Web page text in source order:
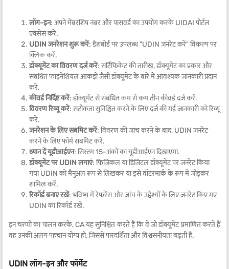
लॉग-इन: अपने मेंबरशिप नंबर और पासवर्ड का उपयोग करके UIDAI पोर्टल
एक्सेस करें.
UDIN जनरेशन शुरू करें: डैशबोर्ड पर उपलब्ध "UDIN जनरेट करें" विकल्प पर
क्लिक करें.
डॉक्यूमेंट का विवरण दर्ज करें: सर्टिफिकेट की तारीख, डॉक्यूमेंट का प्रकार और
संबंधित फाइनेंशियल आंकड़ों जैसी डॉक्यूमेंट के बारे में आवश्यक जानकारी प्रदान
करें.
कीवर्ड निर्दिष्ट करें: डॉक्यूमेंट से संबंधित कम से कम तीन कीवर्ड दर्ज करें.
विवरण रिव्यू करें: सटीकता सुनिश्चित करने के लिए दर्ज की गई जानकारी को रिव्यू
करें.
जनरेशन के लिए सबमिट करें: विवरण की जांच करने के बाद, UDIN जनरेट
करने के लिए फॉर्म सबमिट करें.
ध्यान दें यूडीआईएन: सिस्टम 15-अंकों का यूडीआईएन दिखाएगा.
डॉक्यूमेंट पर UDIN लगाएं: फिज़िकल या डिजिटल डॉक्यूमेंट पर जनरेट किया
गया UDIN को मैनुअल रूप से लिखकर या इसे वॉटरमार्क के रूप में जोड़कर
शामिल करें.
रिकॉर्ड बनाए रखें: भविष्य में रेफरेंस और जांच के उद्देश्यों के लिए जनरेट किए गए
UDIN का रिकॉर्ड रखें.
इन चरणों का पालन करके, CA यह सुनिश्चित करते हैं कि वे जो डॉक्यूमेंट प्रमाणित करते हैं
वह उनकी अलग पहचान योग्य हो, जिससे पारदर्शिता और विश्वसनीयता बढ़ती है.
UDIN लॉग-इन और फॉर्मेट